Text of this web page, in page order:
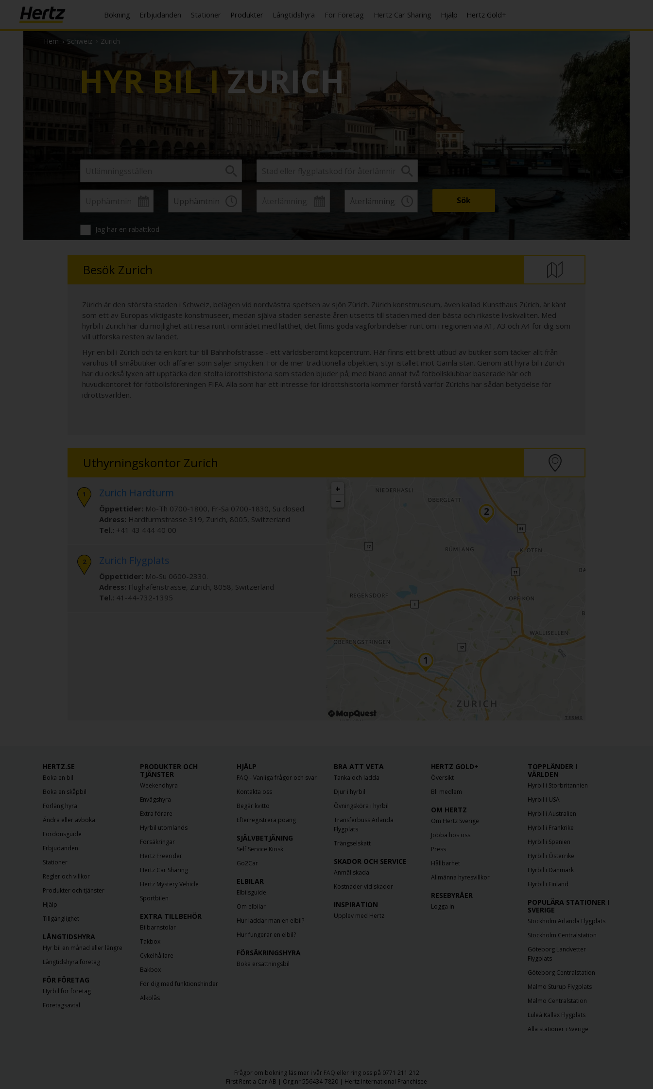
Bokning Erbjudanden Stationer Produkter Långtidshyra För Företag Hertz Car Sharing Hjälp Hertz Gold+
Hem › Schweiz › Zurich
HYR BIL IZURICH
Jag har en rabattkod
Besök Zurich
Zürich är den största staden i Schweiz, belägen vid nordvästra spetsen av sjön Zürich. Zürich konstmuseum, även kallad Kunsthaus Zürich, är känt
som ett av Europas viktigaste konstmuseer, medan själva staden senaste åren utsetts till staden med den bästa och rikaste livskvaliten. Med
hyrbil i Zürich har du möjlighet att resa runt i området med lätthet; det finns goda vägförbindelser runt om i regionen via A1, A3 och A4 för dig som
vill utforska resten av landet.
Hyr en bil i Zürich och ta en kort tur till Bahnhofstrasse - ett världsberömt köpcentrum. Här finns ett brett utbud av butiker som täcker allt från
varuhus till småbutiker och affärer som säljer smycken. För de mer traditionella objekten, styr istället mot Gamla stan. Genom att hyra bil i Zürich
har du också lyxen att upptäcka den stolta idrottshistoria som staden bjuder på; med bland annat två fotbollsklubbar baserade här och
huvudkontoret för fotbollsföreningen FIFA. Alla som har ett intresse för idrottshistoria kommer förstå varför Zürichs har sådan betydelse för
idrottsvärlden.
Uthyrningskontor Zurich
Zurich Hardturm
Öppettider: Mo-Th 0700-1800, Fr-Sa 0700-1830, Su closed.
Adress: Hardturmstrasse 319, Zurich, 8005, Switzerland
Tel.: +41 43 444 40 00
Zurich Flygplats
Öppettider: Mo-Su 0600-2330.
Adress: Flughafenstrasse, Zurich, 8058, Switzerland
Tel.: 41-44-732-1395
+
−
HERTZ.SE
Boka en bil
Boka en skåpbil
Förläng hyra
Ändra eller avboka
Fordonsguide
Erbjudanden
Stationer
Regler och villkor
Produkter och tjänster
Hjälp
Tillgänglighet
LÅNGTIDSHYRA
Hyr bil en månad eller längre
Långtidshyra företag
FÖR FÖRETAG
Hyrbil för företag
Företagsavtal
PRODUKTER OCH
TJÄNSTER
Weekendhyra
Envägshyra
Extra förare
Hyrbil utomlands
Försäkringar
Hertz Freerider
Hertz Car Sharing
Hertz Mystery Vehicle
Sportbilen
EXTRA TILLBEHÖR
Bilbarnstolar
Takbox
Cykelhållare
Bakbox
För dig med funktionshinder
Alkolås
HJÄLP
FAQ - Vanliga frågor och svar
Kontakta oss
Begär kvitto
Efterregistrera poäng
SJÄLVBETJÄNING
Self Service Kiosk
Go2Car
ELBILAR
Elbilsguide
Om elbilar
Hur laddar man en elbil?
Hur fungerar en elbil?
FÖRSÄKRINGSHYRA
Boka ersättningsbil
BRA ATT VETA
Tanka och ladda
Djur i hyrbil
Övningsköra i hyrbil
Transferbuss Arlanda
Flygplats
Trängselskatt
SKADOR OCH SERVICE
Anmäl skada
Kostnader vid skador
INSPIRATION
Upplev med Hertz
HERTZ GOLD+
Översikt
Bli medlem
OM HERTZ
Om Hertz Sverige
Jobba hos oss
Press
Hållbarhet
Allmänna hyresvillkor
RESEBYRÅER
Logga in
TOPPLÄNDER I
VÄRLDEN
Hyrbil i Storbritannien
Hyrbil i USA
Hyrbil i Australien
Hyrbil i Frankrike
Hyrbil i Spanien
Hyrbil i Österrike
Hyrbil i Danmark
Hyrbil i Finland
POPULÄRA STATIONER I
SVERIGE
Stockholm Arlanda Flygplats
Stockholm Centralstation
Göteborg Landvetter
Flygplats
Göteborg Centralstation
Malmö Sturup Flygplats
Malmö Centralstation
Luleå Kallax Flygplats
Alla stationer i Sverige
Frågor om bokning läs mer i vår FAQ eller ring oss på 0771 211 212
First Rent a Car AB | Org.nr 556434-7820 | Hertz International Franchisee